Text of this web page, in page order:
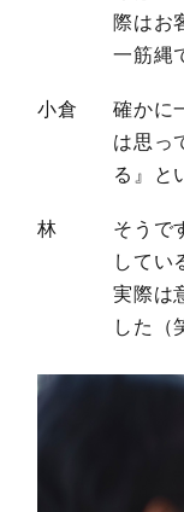
際はお
一筋縄
小倉
確かに
は思っ
る』と
林
そうで
してい
実際は
した（